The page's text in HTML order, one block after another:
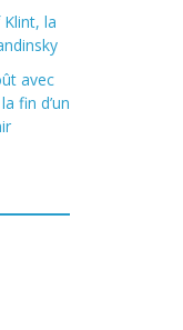
la
avec
fin d’un